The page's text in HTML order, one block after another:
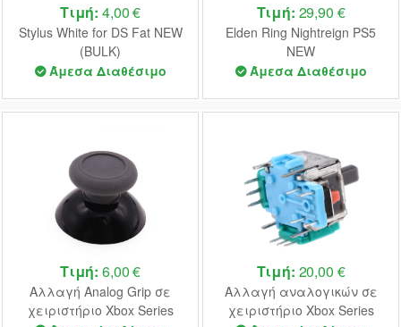
Τιμή: 4,00 €
Stylus White for DS Fat NEW
(BULK)
Άμεσα Διαθέσιμο
Τιμή: 29,90 €
Elden Ring Nightreign PS5
NEW
Άμεσα Διαθέσιμο
Τιμή: 6,00 €
Αλλαγή Analog Grip σε
χειριστήριο Xbox Series
Τιμή: 20,00 €
Αλλαγή αναλογικών σε
χειριστήριο Xbox Series